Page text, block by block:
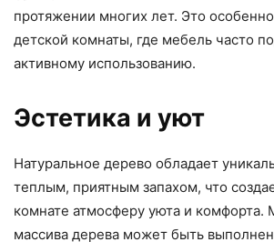
протяжении многих лет. Это
детской комнаты, где мебель часто
активному использованию.
Эстетика и уют
Натуральное дерево обладает
теплым, приятным запахом, что
комнате атмосферу уюта и комфорта.
массива дерева может быть